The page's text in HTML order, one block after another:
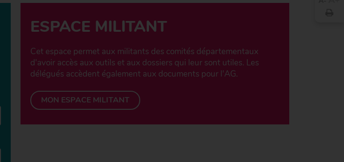
ESPACE MILITANT
Cet espace permet aux militants des comités départementaux
d'avoir accès aux outils et aux dossiers qui leur sont utiles. Les
délégués accèdent également aux documents pour l'AG.
MON ESPACE MILITANT